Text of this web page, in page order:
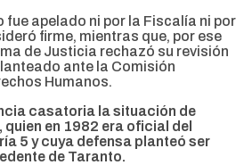
fue apelado ni por la Fiscalía ni por
firme, mientras que, por ese
de Justicia rechazó su revisión
ante la Comisión
Humanos.
casatoria la situación de
en 1982 era oficial del
5 y cuya defensa planteó ser
de Taranto.